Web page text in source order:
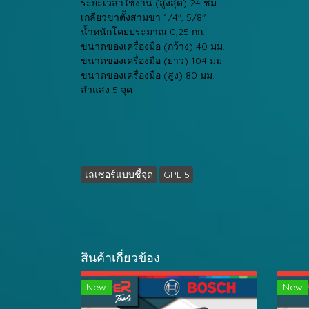
ระยะเวลาใช้งาน (สูงสุด) 24 ชม.
เกลียวขาตั้งสามขา 1/4", 5/8"
น้ำหนักโดยประมาณ 0,25 กก.
ขนาดของเครื่องมือ (กว้าง) 40 มม.
ขนาดของเครื่องมือ (ยาว) 104 มม.
ขนาดของเครื่องมือ (สูง) 80 มม.
ลำแสง 5 จุด
เลเซอร์แบบชี้จุด GPL 5
สินค้าเกี่ยวข้อง
New New